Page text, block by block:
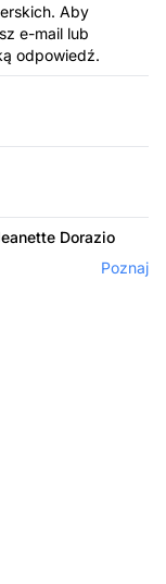
Aby
e-mail lub
odpowiedź.
Dorazio
Poznaj